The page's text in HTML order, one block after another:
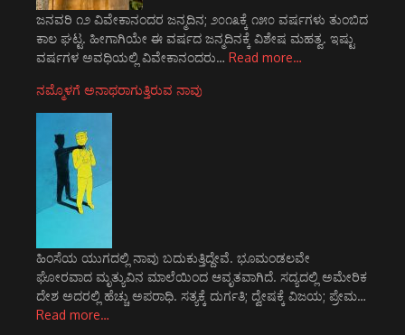
ಜನವರಿ ೧೨ ವಿವೇಕಾನಂದರ ಜನ್ಮದಿನ; ೨೦೧೩ಕ್ಕೆ ೧೫೦ ವರ್ಷಗಳು ತುಂಬಿದ
ಕಾಲ ಘಟ್ಟ. ಹೀಗಾಗಿಯೇ ಈ ವರ್ಷದ ಜನ್ಮದಿನಕ್ಕೆ ವಿಶೇಷ ಮಹತ್ವ. ಇಷ್ಟು
ವರ್ಷಗಳ ಅವಧಿಯಲ್ಲಿ ವಿವೇಕಾನಂದರು… Read more…
ನಮ್ಮೊಳಗೆ ಅನಾಥರಾಗುತ್ತಿರುವ ನಾವು
ಹಿಂಸೆಯ ಯುಗದಲ್ಲಿ ನಾವು ಬದುಕುತ್ತಿದ್ದೇವೆ. ಭೂಮಂಡಲವೇ
ಘೋರವಾದ ಮೃತ್ಯುವಿನ ಮಾಲೆಯಿಂದ ಆವೃತವಾಗಿದೆ. ಸದ್ಯದಲ್ಲಿ ಅಮೇರಿಕ
ದೇಶ ಅದರಲ್ಲಿ ಹೆಚ್ಚು ಅಪರಾಧಿ. ಸತ್ಯಕ್ಕೆ ದುರ್ಗತಿ; ದ್ವೇಷಕ್ಕೆ ವಿಜಯ; ಪ್ರೇಮ…
Read more…